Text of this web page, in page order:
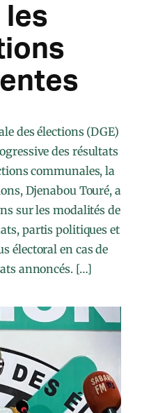
les
des élections (DGE)
des résultats
communales, la
Djenabou Touré, a
sur les modalités de
partis politiques et
électoral en cas de
annoncés. […]